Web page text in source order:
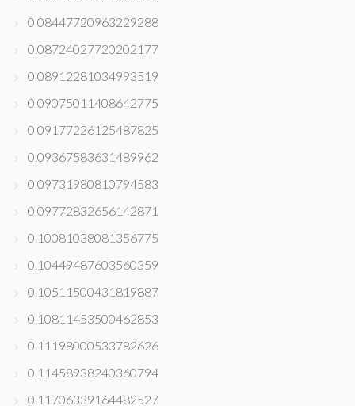
0.08447720963229288
0.08724027720202177
0.08912281034993519
0.09075011408642775
0.09177226125487825
0.09367583631489962
0.09731980810794583
0.09772832656142871
0.10081038081356775
0.10449487603560359
0.10511500431819887
0.10811453500462853
0.11198000533782626
0.11458938240360794
0.11706339164482527